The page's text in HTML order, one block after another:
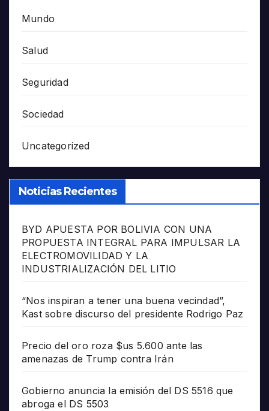
Mundo
Salud
Seguridad
Sociedad
Uncategorized
Noticias Recientes
BYD APUESTA POR BOLIVIA CON UNA
PROPUESTA INTEGRAL PARA IMPULSAR LA
ELECTROMOVILIDAD Y LA
INDUSTRIALIZACIÓN DEL LITIO
“Nos inspiran a tener una buena vecindad”,
Kast sobre discurso del presidente Rodrigo Paz
Precio del oro roza $us 5.600 ante las
amenazas de Trump contra Irán
Gobierno anuncia la emisión del DS 5516 que
abroga el DS 5503